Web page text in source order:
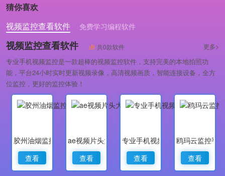
猜你喜欢
视频监控查看软件
免费学习编程软件
专业做婚礼策划的软件
视频监控查看软件 共0款软件 更多>
专业手机视频监控是一款超棒的视频监控软件，支持完美的本地拍照功
能，平台24小时实时更新视频录像，高清视频画质，智能连接设备，全方
位监控，更好的监控体验！
胶州油烟监控
查看
ae视频片头大师
查看
专业手机视频监控
查看
鸥玛云监控平
查看